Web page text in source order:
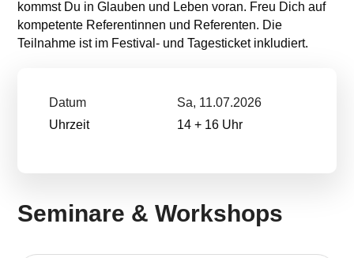
kommst Du in Glauben und Leben voran. Freu Dich auf
kompetente Referentinnen und Referenten. Die
Teilnahme ist im Festival- und Tagesticket inkludiert.
Datum
Uhrzeit
Sa, 11.07.2026
14 + 16 Uhr
Seminare & Workshops